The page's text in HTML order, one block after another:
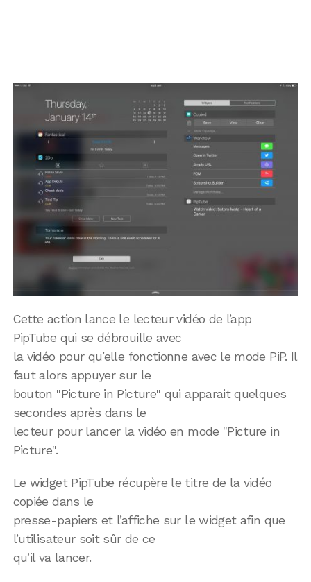
Cette action lance le lecteur vidéo de l’app
PipTube qui se débrouille avec
la vidéo pour qu’elle fonctionne avec le mode PiP. Il
faut alors appuyer sur le
bouton "Picture in Picture" qui apparait quelques
secondes après dans le
lecteur pour lancer la vidéo en mode "Picture in
Picture".
Le widget PipTube récupère le titre de la vidéo
copiée dans le
presse-papiers et l’affiche sur le widget afin que
l’utilisateur soit sûr de ce
qu’il va lancer.